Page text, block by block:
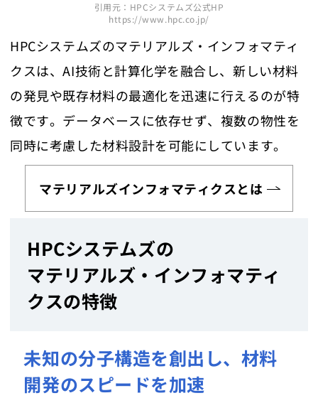
引用元：HPCシステムズ公式HP
https://www.hpc.co.jp/
HPCシステムズのマテリアルズ・インフォマティ
クスは、AI技術と計算化学を融合し、新しい材料
の発見や既存材料の最適化を迅速に行えるのが特
徴です。データベースに依存せず、複数の物性を
同時に考慮した材料設計を可能にしています。
マテリアルズインフォマティクスとは
HPCシステムズの
マテリアルズ・インフォマティ
クスの特徴
未知の分子構造を創出し、材料
開発のスピードを加速